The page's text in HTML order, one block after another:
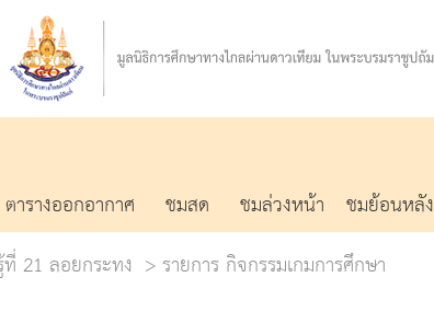
ตารางออกอากาศ ชมสด ชมล่วงหน้า ชมย้อนหลัง
21 ลอยกระทง
รายการ กิจกรรมเกมการศึกษา